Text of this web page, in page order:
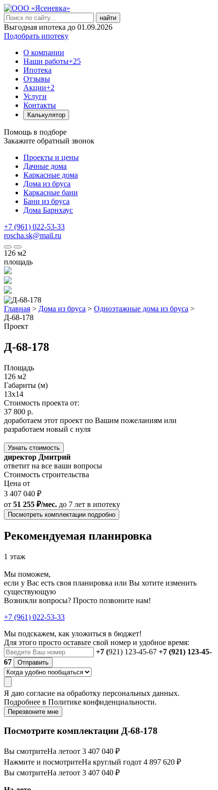
найти
Выгодная ипотека до 01.09.2026
Подобрать ипотеку
О компании
Наши работы+25
Ипотека
Отзывы
Акции+2
Услуги
Контакты
Калькулятор
Помощь в подборе
Закажите обратный звонок
Проекты и цены
Дачные дома
Каркасные дома
Дома из бруса
Каркасные бани
Бани из бруса
Дома Барнхаус
+7 (961) 022-53-33
roscha.sk@mail.ru
126 м2
площадь
Главная > Дома из бруса > Одноэтажные дома из бруса >
Д-68-178
Проект
Д-68-178
Площадь
126 м2
Габариты (м)
13x14
Стоимость проекта от:
37 800 р.
доработаем этот проект по Вашим пожеланиям или
разработаем новый с нуля
Узнать стоимость
директор Дмитрий
ответит на все ваши вопросы
Стоимость строительства
Цена от
3 407 040 ₽
от 51 255 ₽/мес. до 7 лет в ипотеку
Посмотреть комплектации подробно
Рекомендуемая планировка
1 этаж
Мы поможем,
если у Вас есть своя планировка или Вы хотите изменить
существующую
Возникли вопросы? Просто позвоните нам!
+7 (961) 022-53-33
Мы подскажем, как уложиться в бюджет!
Для этого просто оставьте свой номер и удобное время:
+7 (921) 123-45-67 +7 (921) 123-45-
67
Отправить
Я даю согласие на обработку персональных данных.
Подробнее в Политике конфиденциальности.
Перезвоните мне
Посмотрите комплектации Д-68-178
Вы смотритеНа летоот 3 407 040 ₽
Нажмите и посмотритеНа круглый годот 4 897 620 ₽
Вы смотритеНа летоот 3 407 040 ₽